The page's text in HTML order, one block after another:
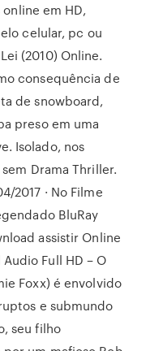
em HD,
celular, pc ou
(2010) Online.
consequência de
de snowboard,
preso em uma
Isolado, nos
Drama Thriller.
2017 · No Filme
BluRay
assistir Online
Full HD – O
Foxx) é envolvido
e submundo
seu filho